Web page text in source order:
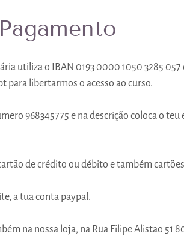
utiliza o IBAN 0193 0000 1050 3285
libertarmos o acesso ao curso.
968345775 e na descrição coloca o
de crédito ou débito e também
a tua conta paypal.
na nossa loja, na Rua Filipe Alistao 51